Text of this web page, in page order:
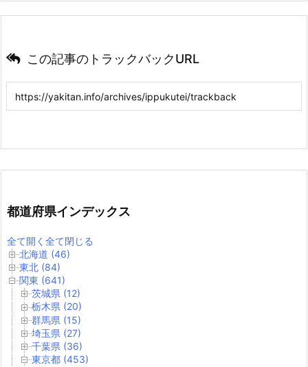
この記事のトラックバックURL
都道府県インデックス
全て開く 全て閉じる
北海道 (46)
東北 (84)
関東 (641)
茨城県 (12)
栃木県 (20)
群馬県 (15)
埼玉県 (27)
千葉県 (36)
東京都 (453)